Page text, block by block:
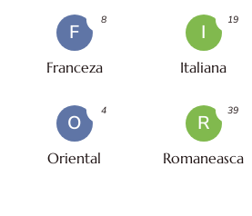
F
Franceza
8
I
Italiana
19
O
Oriental
4
R
Romaneasca
39